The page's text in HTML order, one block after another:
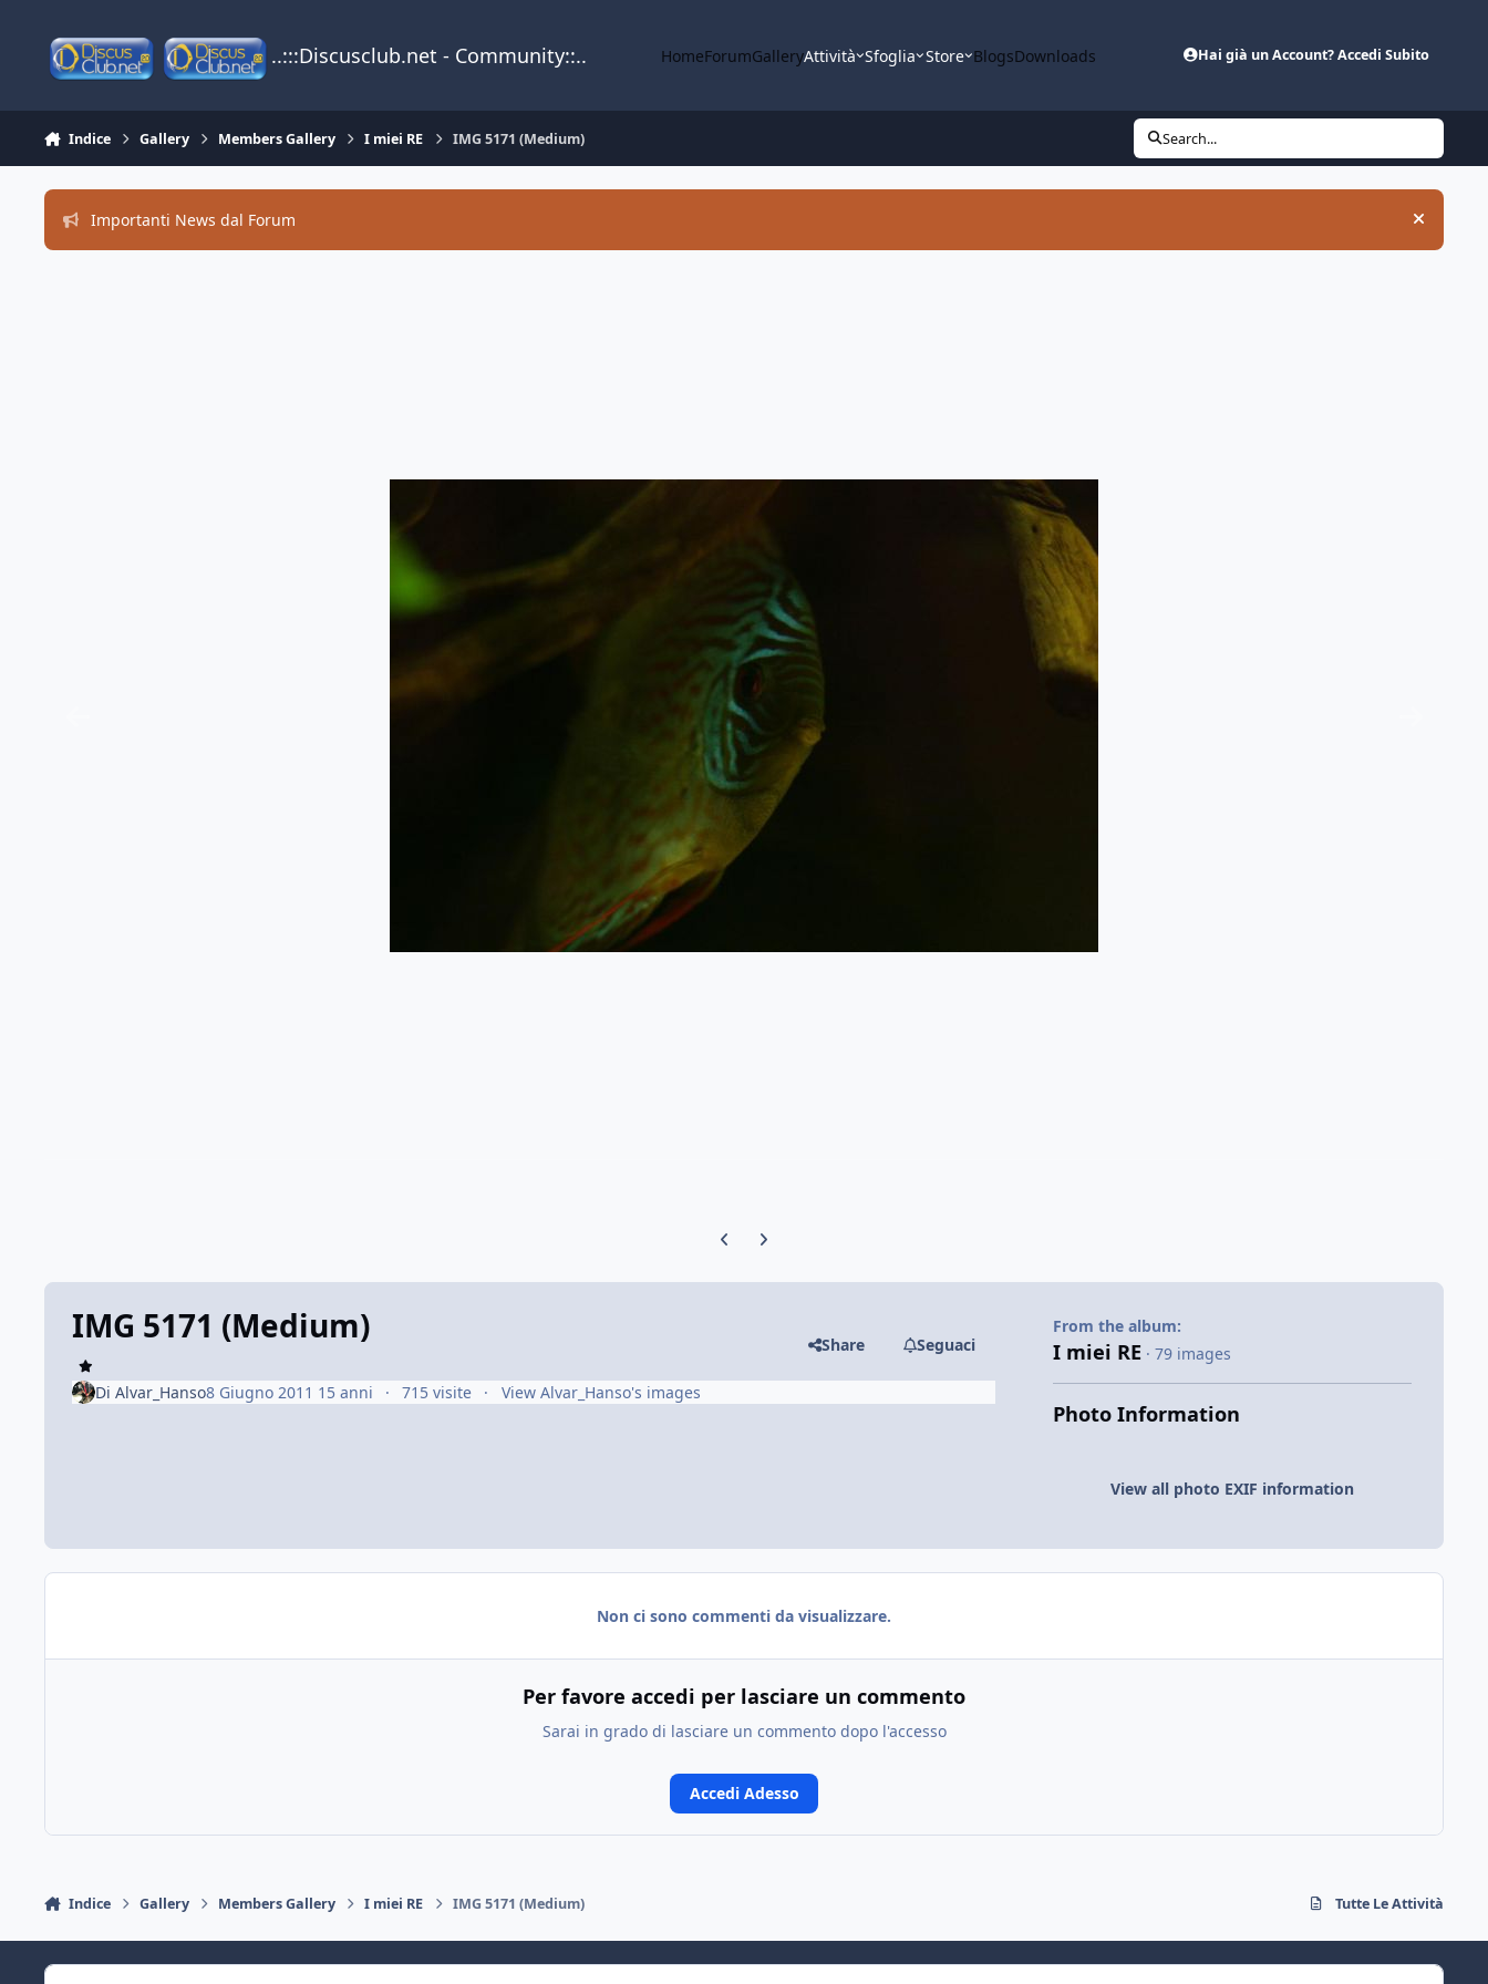
..:::Discusclub.net - Community::.. HomeForumGalleryAttività Sfoglia Store BlogsDownloads Hai già un Account? Accedi Subito
Indice Gallery Members Gallery I miei RE IMG 5171 (Medium) Search...
Importanti News dal Forum Hide
Previous carousel slide
Next carousel slide
IMG 5171 (Medium) Share Seguaci
Di Alvar_Hanso8 Giugno 2011 15 anni 715 visite View Alvar_Hanso's images
From the album:
I miei RE · 79 images
Photo Information
View all photo EXIF information
Non ci sono commenti da visualizzare.
Per favore accedi per lasciare un commento
Sarai in grado di lasciare un commento dopo l'accesso
Accedi Adesso
Indice Gallery Members Gallery I miei RE IMG 5171 (Medium) Tutte Le Attività